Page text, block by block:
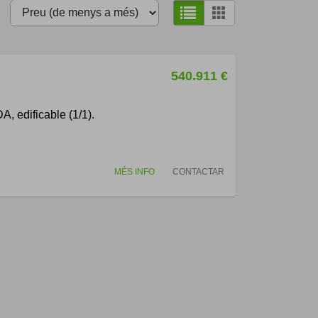
540.911 €
edificable (1/1).
CONTACTAR
MÉS INFO